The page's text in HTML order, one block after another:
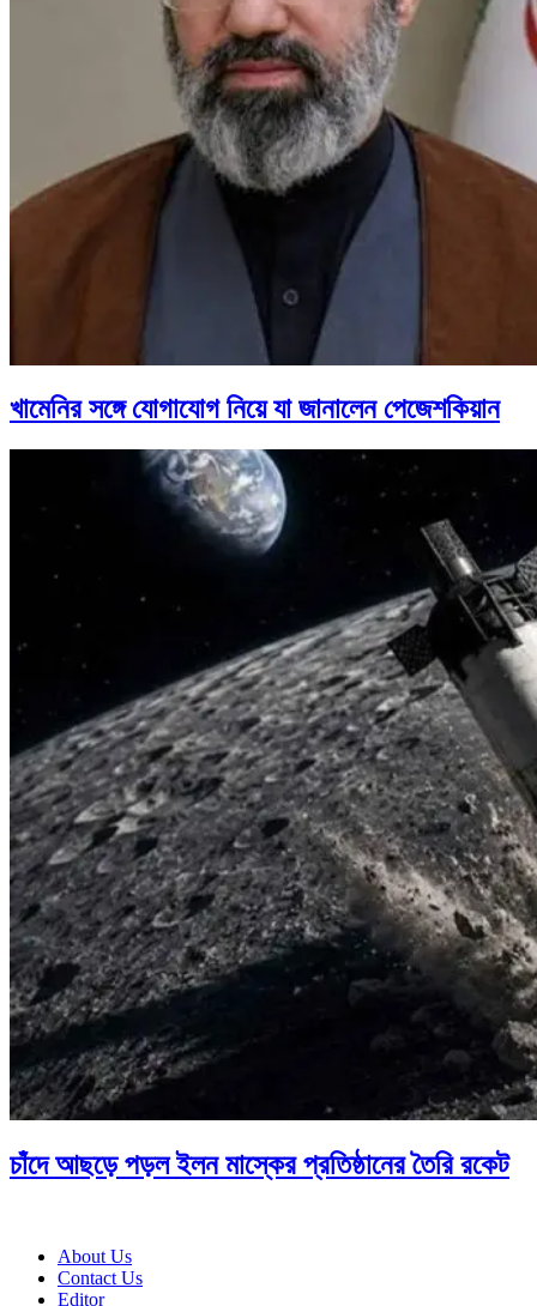
খামেনির সঙ্গে যোগাযোগ নিয়ে যা জানালেন পেজেশকিয়ান
চাঁদে আছড়ে পড়ল ইলন মাস্কের প্রতিষ্ঠানের তৈরি রকেট
About Us
Contact Us
Editor